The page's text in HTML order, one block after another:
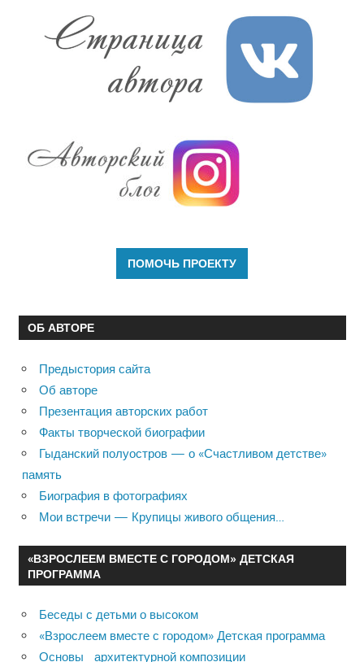
ОБ АВТОРЕ
Предыстория сайта
Об авторе
Презентация авторских работ
Факты творческой биографии
Гыданский полуостров — о «Счастливом детстве»
память
Биография в фотографиях
Мои встречи — Крупицы живого общения…
«ВЗРОСЛЕЕМ ВМЕСТЕ С ГОРОДОМ» ДЕТСКАЯ
ПРОГРАММА
Беседы с детьми о высоком
«Взрослеем вместе с городом» Детская программа
Основы архитектурной композиции